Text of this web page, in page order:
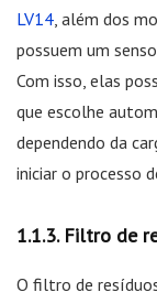
LV14, além dos
possuem um
Com isso, elas
que escolhe
dependendo da
iniciar o processo
Filtro de
O filtro de